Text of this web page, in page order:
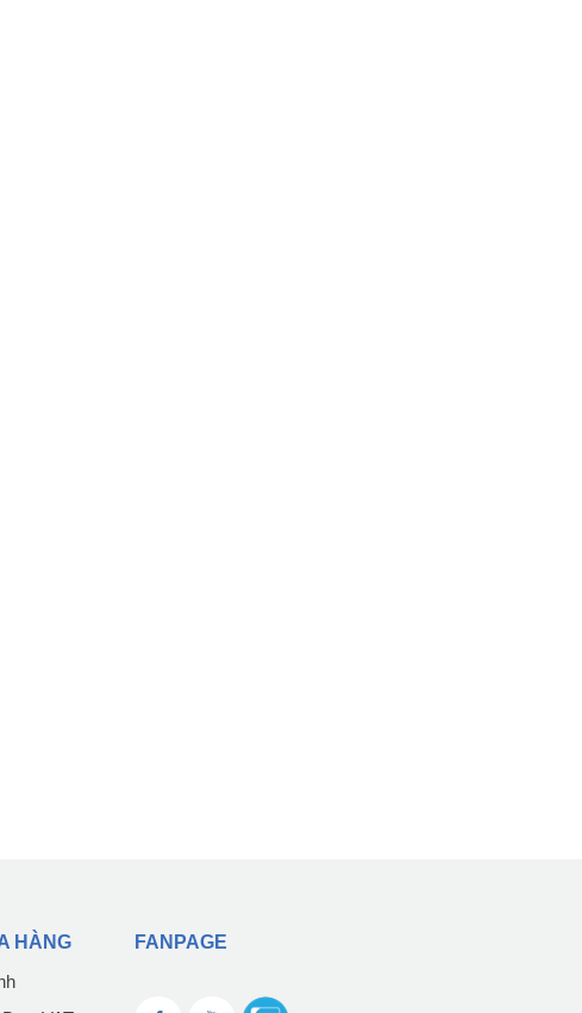
HÀNG
FANPAGE